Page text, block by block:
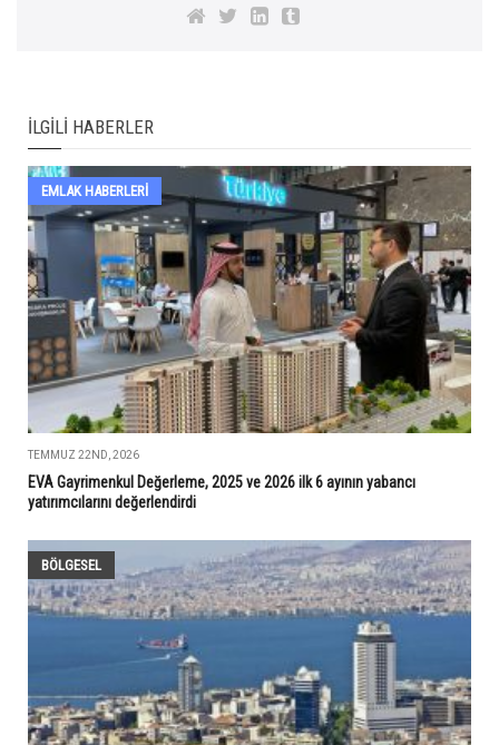
İLGILI HABERLER
EMLAK HABERLERI
TEMMUZ 22ND, 2026
EVA Gayrimenkul Değerleme, 2025 ve 2026 ilk 6 ayının yabancı
yatırımcılarını değerlendirdi
BÖLGESEL